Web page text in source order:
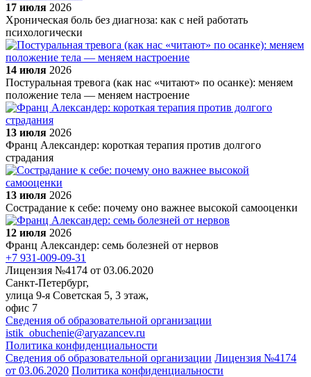
17 июля 2026
Хроническая боль без диагноза: как с ней работать
психологически
14 июля 2026
Постуральная тревога (как нас «читают» по осанке): меняем
положение тела — меняем настроение
13 июля 2026
Франц Александер: короткая терапия против долгого
страдания
13 июля 2026
Сострадание к себе: почему оно важнее высокой самооценки
12 июля 2026
Франц Александер: семь болезней от нервов
+7 931-009-09-31
Лицензия №4174 от 03.06.2020
Санкт-Петербург,
улица 9-я Советская 5​, 3 этаж,
офис 7
Сведения об образовательной организации
istik_obuchenie@aryazancev.ru
Политика конфиденциальности
Сведения об образовательной организации Лицензия №4174
от 03.06.2020 Политика конфиденциальности